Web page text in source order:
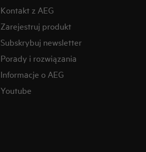
Kontakt z AEG
Zarejestruj produkt
Subskrybuj newsletter
Porady i rozwiązania
Informacje o AEG
Youtube